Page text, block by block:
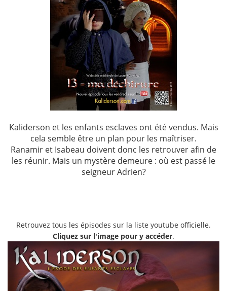
Kaliderson et les enfants esclaves ont été vendus. Mais
cela semble être un plan pour les maîtriser.
Ranamir et Isabeau doivent donc les retrouver afin de
les réunir. Mais un mystère demeure : où est passé le
seigneur Adrien?
Retrouvez tous les épisodes sur la liste youtube officielle.
Cliquez sur l'image pour y accéder.